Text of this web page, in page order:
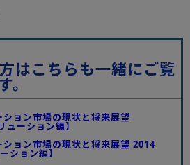
はこちらも一緒にご覧
ション市場の現状と将来展望
ーション編】
ョン市場の現状と将来展望 2014
ション編】